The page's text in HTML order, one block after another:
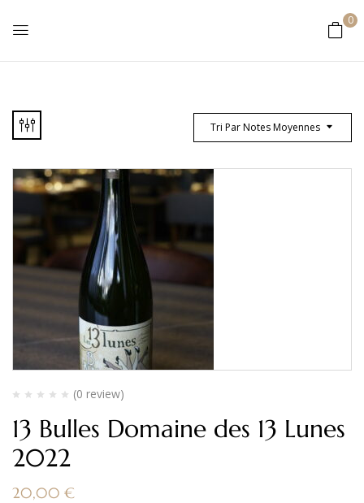
0
Tri Par Notes Moyennes
(0 review)
13 Bulles Domaine des 13 Lunes
2022
20,00 €